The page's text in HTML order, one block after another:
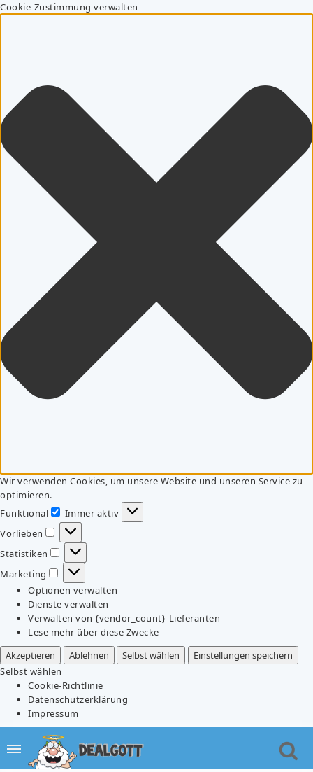
Cookie-Zustimmung verwalten
Wir verwenden Cookies, um unsere Website und unseren Service zu
optimieren.
Funktional
Funktional
Immer aktiv
Vorlieben
Vorlieben
Statistiken
Statistiken
Marketing
Marketing
Optionen verwalten
Dienste verwalten
Verwalten von {vendor_count}-Lieferanten
Lese mehr über diese Zwecke
Akzeptieren
Ablehnen Selbst wählen
Einstellungen speichern
Selbst wählen
Cookie-Richtlinie
Datenschutzerklärung
Impressum